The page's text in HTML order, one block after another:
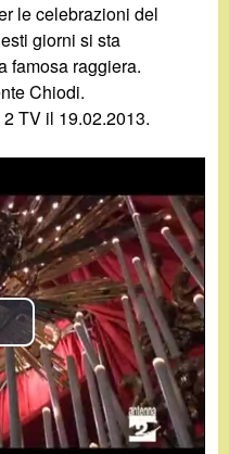
le celebrazioni del
giorni si sta
famosa raggiera.
Chiodi.
TV il 19.02.2013.